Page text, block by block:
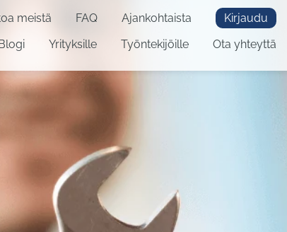
Yrityksille Työntekijöille Ota yhteyttä
meistä FAQ Ajankohtaista Kirjaudu